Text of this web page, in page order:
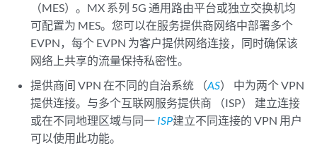
（MES）。MX 系列 5G 通用路由平台或独立交换机均
可配置为 MES。您可以在服务提供商网络中部署多个
EVPN，每个 EVPN 为客户提供网络连接，同时确保该
网络上共享的流量保持私密性。
提供商间 VPN 在不同的自治系统 （AS） 中为两个 VPN
提供连接。与多个互联网服务提供商 （ISP） 建立连接
或在不同地理区域与同一 ISP建立不同连接的 VPN 用户
可以使用此功能。